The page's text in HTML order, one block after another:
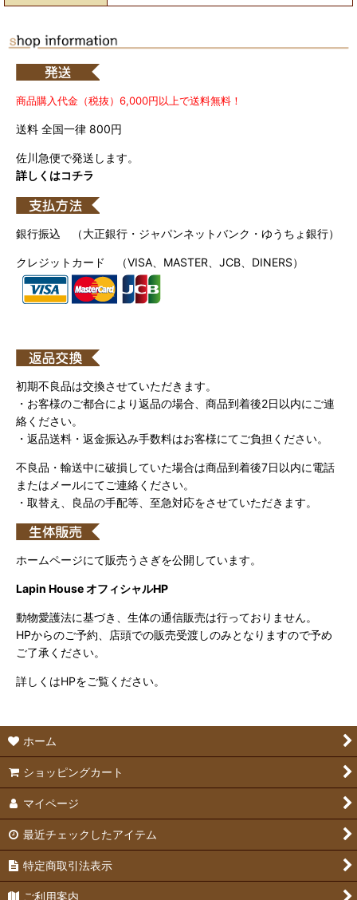
商品購入代金（税抜）6,000円以上で送料無料！
送料 全国一律 800円
佐川急便で発送します。
詳しくはコチラ
銀行振込 （大正銀行・ジャパンネットバンク・ゆうちょ銀行）
クレジットカード （VISA、MASTER、JCB、DINERS）
初期不良品は交換させていただきます。
・お客様のご都合により返品の場合、商品到着後2日以内にご連
絡ください。
・返品送料・返金振込み手数料はお客様にてご負担ください。
不良品・輸送中に破損していた場合は商品到着後7日以内に電話
またはメールにてご連絡ください。
・取替え、良品の手配等、至急対応をさせていただきます。
ホームページにて販売うさぎを公開しています。
Lapin House オフィシャルHP
動物愛護法に基づき、生体の通信販売は行っておりません。
HPからのご予約、店頭での販売受渡しのみとなりますので予め
ご了承ください。
詳しくはHPをご覧ください。
ホーム
ショッピングカート
マイページ
最近チェックしたアイテム
特定商取引法表示
ご利用案内